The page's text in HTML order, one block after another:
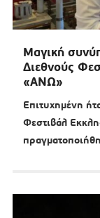
Μαγική
Διεθνούς
«ΑΝΩ»
Επιτυχημένη
Φεστιβάλ